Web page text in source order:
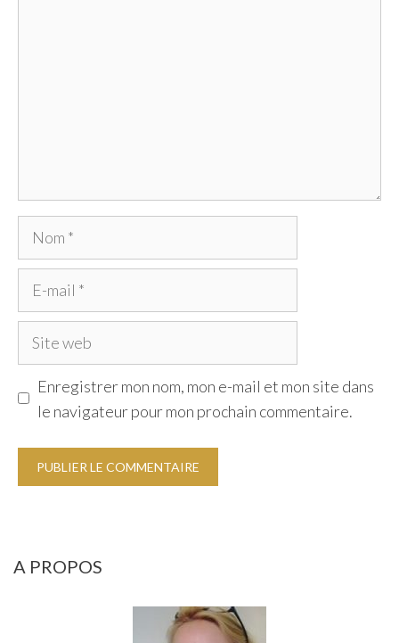
Nom
Site
Enregistrer mon nom, mon e-mail et mon site dans
le navigateur pour mon prochain commentaire.
A PROPOS